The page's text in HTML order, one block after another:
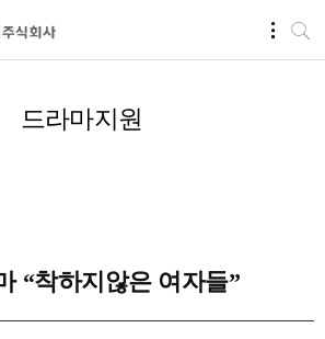
드라마지원
“착하지않은 여자들”